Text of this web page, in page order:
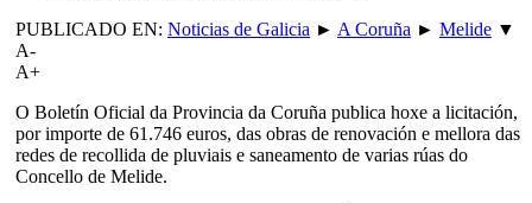
PUBLICADO EN: Noticias de Galicia ► A Coruña ► Melide ▼
A-
A+
O Boletín Oficial da Provincia da Coruña publica hoxe a licitación,
por importe de 61.746 euros, das obras de renovación e mellora das
redes de recollida de pluviais e saneamento de varias rúas do
Concello de Melide.